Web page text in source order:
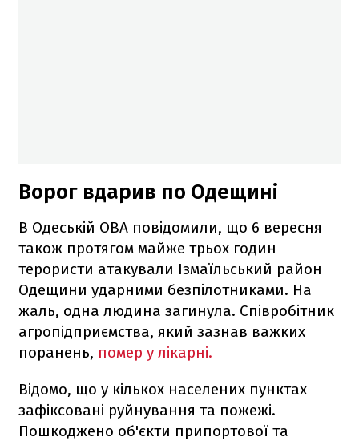
Ворог вдарив по Одещині
В Одеській ОВА повідомили, що 6 вересня
також протягом майже трьох годин
терористи атакували Ізмаїльський район
Одещини ударними безпілотниками. На
жаль, одна людина загинула. Співробітник
агропідприємства, який зазнав важких
поранень, помер у лікарні.
Відомо, що у кількох населених пунктах
зафіксовані руйнування та пожежі.
Пошкоджено об'єкти припортової та